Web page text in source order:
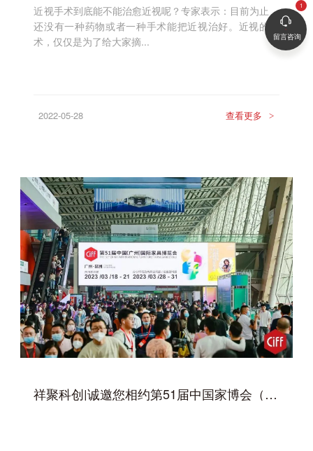
近视手术到底能不能治愈近视呢？专家表示：目前为止，
还没有一种药物或者一种手术能把近视治好。近视的手
术，仅仅是为了给大家摘...
2022-05-28 查看更多 >
祥聚科创|诚邀您相约第51届中国家博会（广州）
留言咨询